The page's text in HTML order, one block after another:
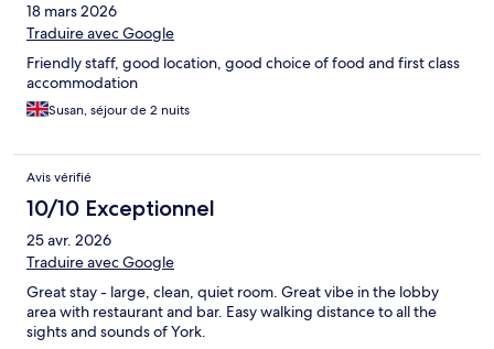
18 mars 2026
Traduire avec Google
Friendly staff, good location, good choice of food and first class
accommodation
Susan, séjour de 2 nuits
Avis vérifié
10/10 Exceptionnel
25 avr. 2026
Traduire avec Google
Great stay - large, clean, quiet room. Great vibe in the lobby
area with restaurant and bar. Easy walking distance to all the
sights and sounds of York.